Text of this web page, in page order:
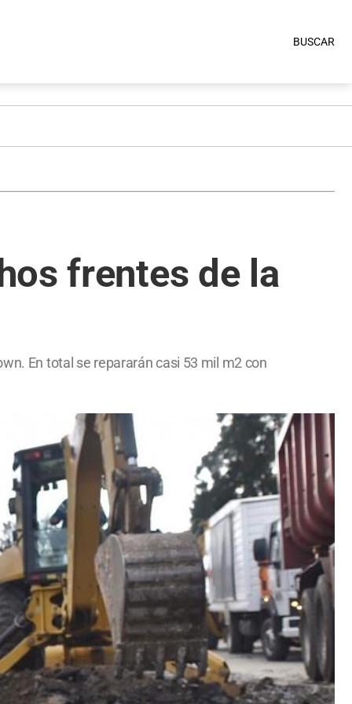
BUSCAR
frentes de la
En total se repararán casi 53 mil m2 con